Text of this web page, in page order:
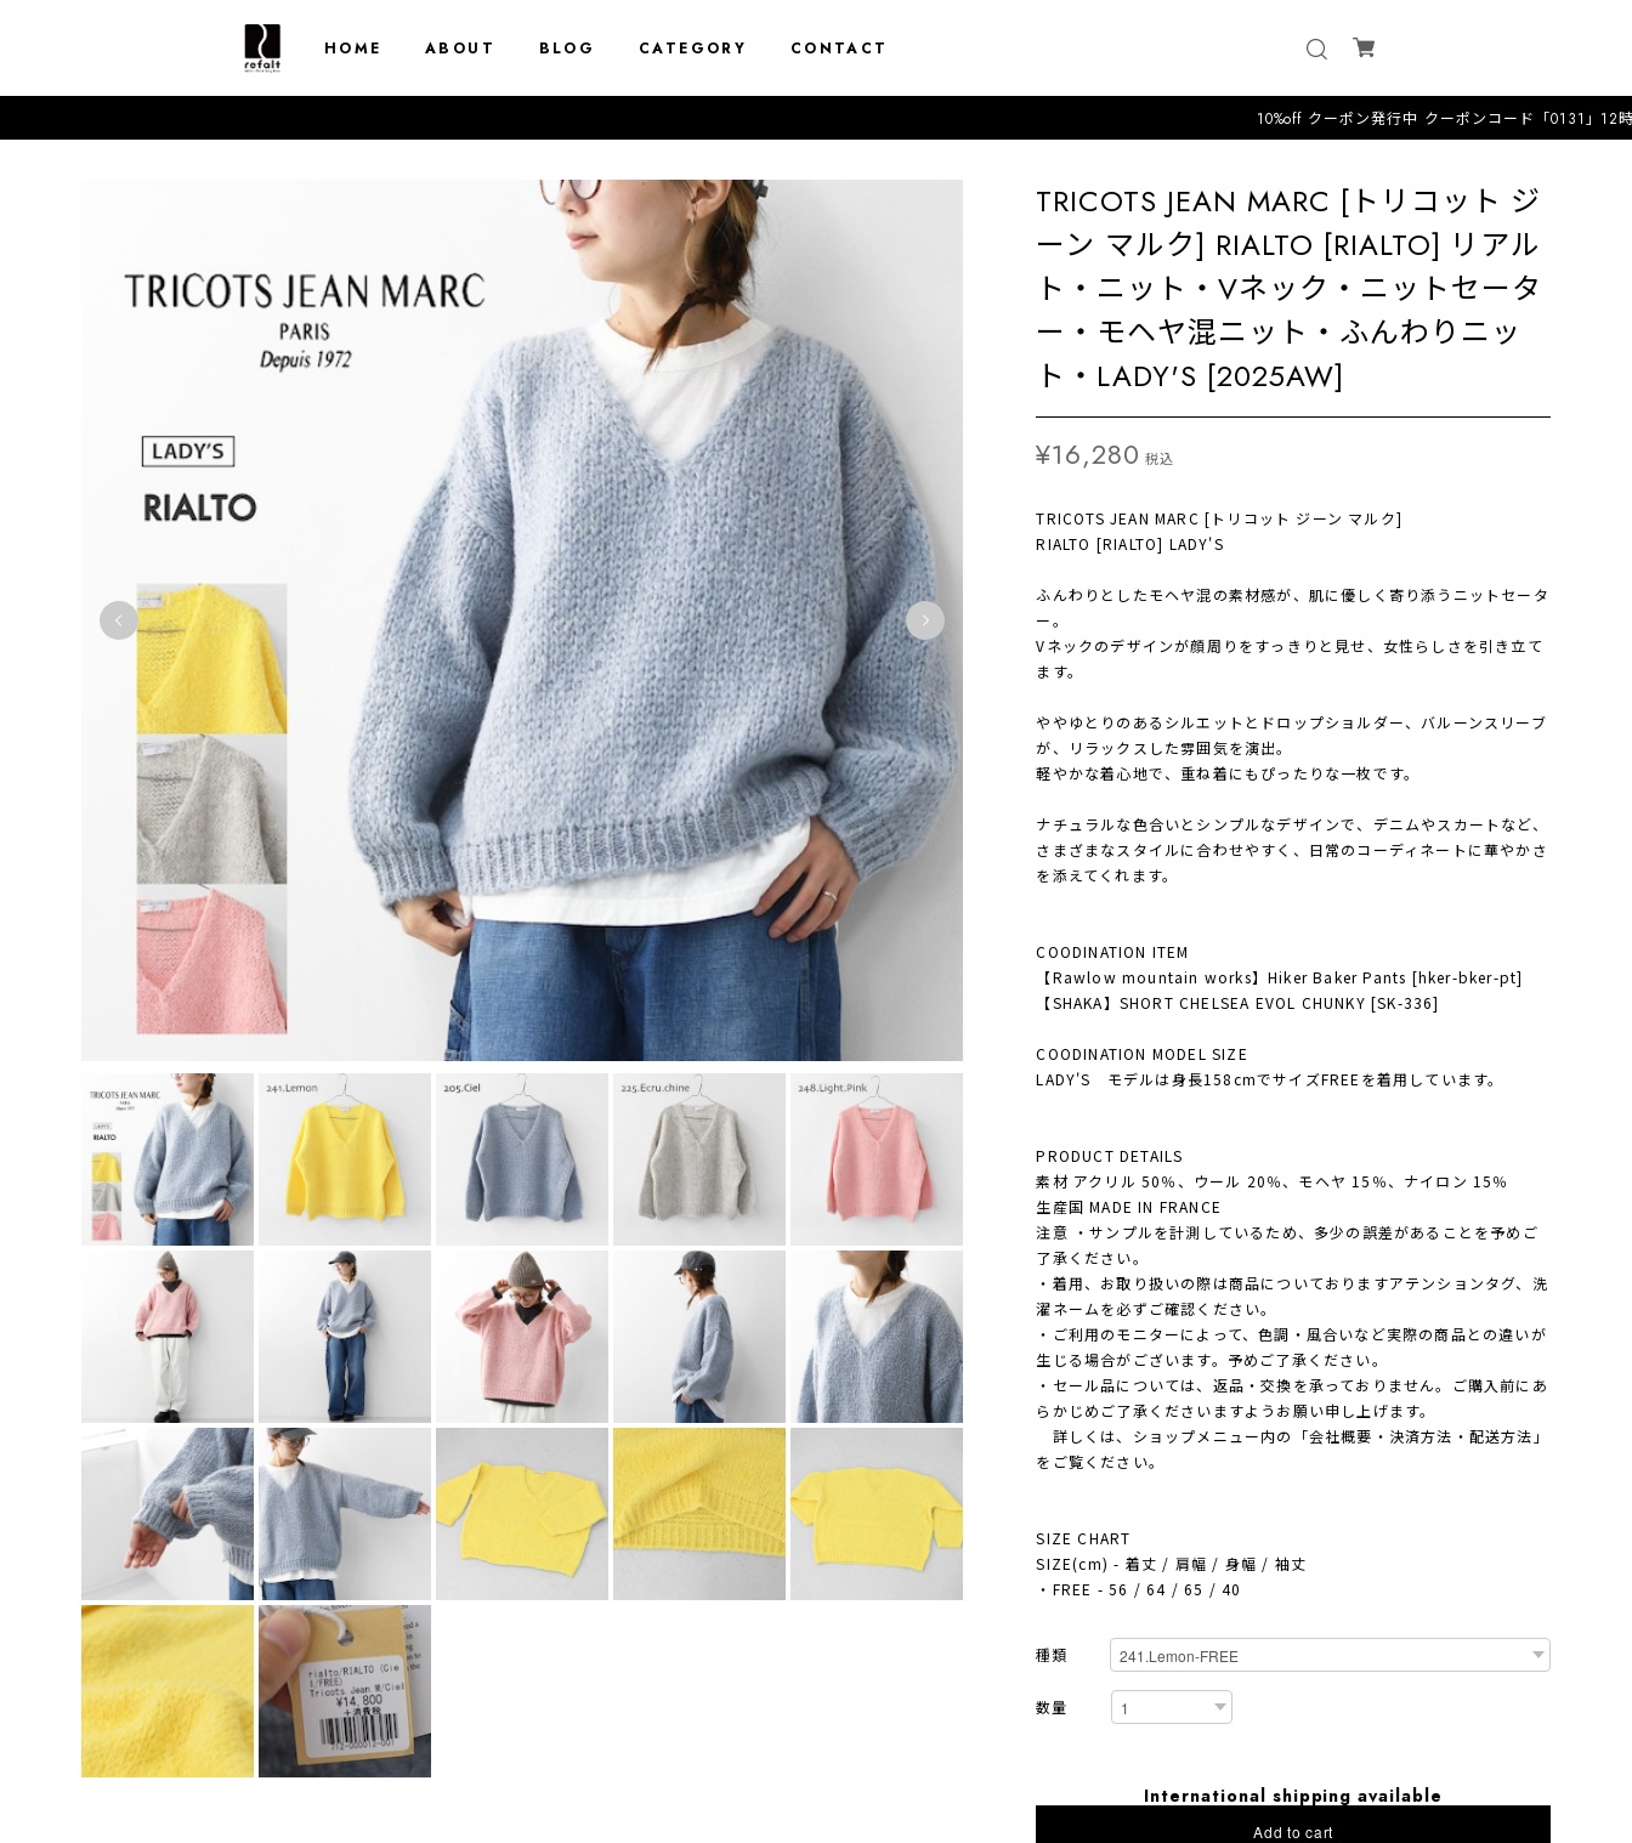
HOME ABOUT BLOG CATEGORY CONTACT
10%off クーポン発行中 クーポンコード「0131」12時までのオー
TRICOTS JEAN MARC [トリコット ジ
ーン マルク] RIALTO [RIALTO] リアル
ト・ニット・Vネック・ニットセータ
ー・モヘヤ混ニット・ふんわりニッ
ト・LADY'S [2025AW]
¥16,280 税込
TRICOTS JEAN MARC [トリコット ジーン マルク]
RIALTO [RIALTO] LADY'S
ふんわりとしたモヘヤ混の素材感が、肌に優しく寄り添うニットセータ
ー。
Vネックのデザインが顔周りをすっきりと見せ、女性らしさを引き立て
ます。
ややゆとりのあるシルエットとドロップショルダー、バルーンスリーブ
が、リラックスした雰囲気を演出。
軽やかな着心地で、重ね着にもぴったりな一枚です。
ナチュラルな色合いとシンプルなデザインで、デニムやスカートなど、
さまざまなスタイルに合わせやすく、日常のコーディネートに華やかさ
を添えてくれます。
COODINATION ITEM
【Rawlow mountain works】Hiker Baker Pants [hker-bker-pt]
【SHAKA】SHORT CHELSEA EVOL CHUNKY [SK-336]
COODINATION MODEL SIZE
LADY'S モデルは身長158cmでサイズFREEを着用しています。
PRODUCT DETAILS
素材 アクリル 50％、ウール 20％、モヘヤ 15％、ナイロン 15％
生産国 MADE IN FRANCE
注意 ・サンプルを計測しているため、多少の誤差があることを予めご
了承ください。
・着用、お取り扱いの際は商品についておりますアテンションタグ、洗
濯ネームを必ずご確認ください。
・ご利用のモニターによって、色調・風合いなど実際の商品との違いが
生じる場合がございます。予めご了承ください。
・セール品については、返品・交換を承っておりません。ご購入前にあ
らかじめご了承くださいますようお願い申し上げます。
詳しくは、ショップメニュー内の「会社概要・決済方法・配送方法」
をご覧ください。
SIZE CHART
SIZE(cm) - 着丈 / 肩幅 / 身幅 / 袖丈
・FREE - 56 / 64 / 65 / 40
種類
数量
International shipping available
Add to cart